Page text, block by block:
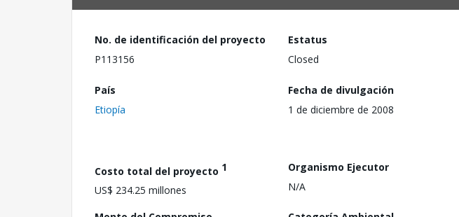
No. de identificación del proyecto
P113156
Estatus
Closed
País
Etiopía
Fecha de divulgación
1 de diciembre de 2008
Costo total del proyecto 1
US$ 234.25 millones
Organismo Ejecutor
N/A